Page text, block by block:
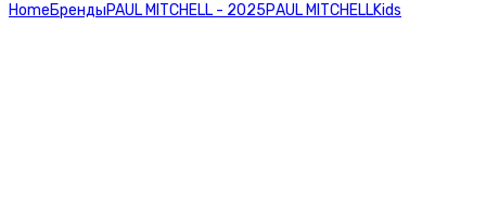
HomeБрендыPAUL MITCHELL - 2025РАUL МITCHELLKids